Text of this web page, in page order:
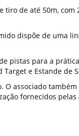
tiro de até 50m,
dispõe de uma
pistas para a
Target e Estande
O associado
fornecidos